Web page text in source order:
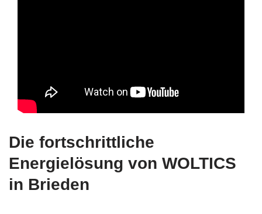
Die fortschrittliche
Energielösung von WOLTICS
in Brieden